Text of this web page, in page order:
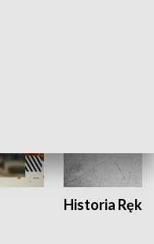
Historia Ręką